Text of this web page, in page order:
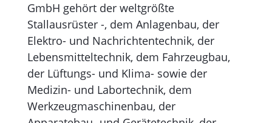
GmbH gehört der weltgrößte
Stallausrüster -, dem Anlagenbau, der
Elektro- und Nachrichtentechnik, der
Lebens­mitteltechnik, dem Fahrzeugbau,
der Lüftungs- und Klima- sowie der
Medizin- und Labortechnik, dem
Werkzeugmaschinenbau, der